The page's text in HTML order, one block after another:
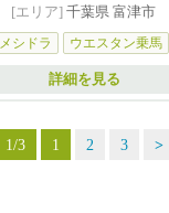
[エリア] 千葉県 富津市
メシドラ ウエスタン乗馬
詳細を見る
1/3 1 2 3 >